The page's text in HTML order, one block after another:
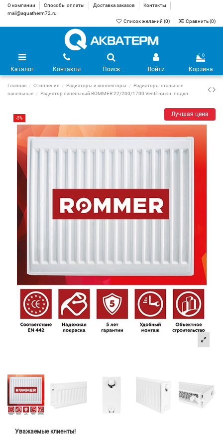
О компании Способы оплаты Доставка заказов
Контакты
mail@aquatherm72.ru
Список желаний (0) Сравнить (0)
Каталог Контакты Поиск Войти
0
Корзина
Главная Отопление Радиаторы и конвекторы
Радиаторы стальные
панельные
Радиатор панельный ROMMER 22/200/1700 Ventil нижн. подкл.
-5%
Лучшая цена
Уважаемые клиенты!